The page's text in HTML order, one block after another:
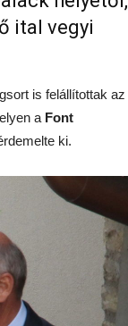
ital vegyi
is felállítottak az
a Font
ki.